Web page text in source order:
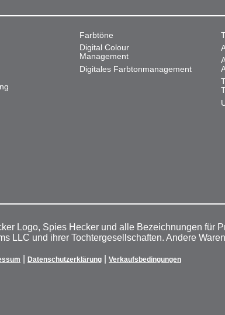
Farbtöne
Digital Colour
Management
Digitales Farbtonmanagement
Logo, Spies Hecker und alle Bezeichnungen für
LLC und ihrer Tochtergesellschaften. Andere
Datenschutzerklärung Verkaufsbedingungen